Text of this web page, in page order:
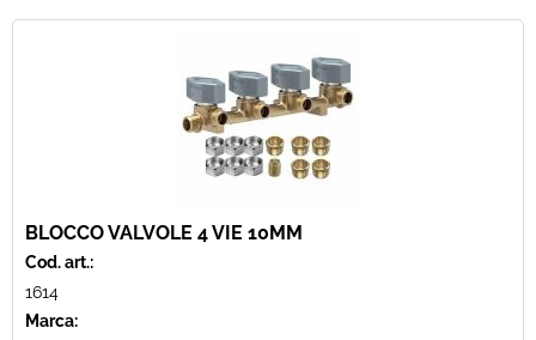
BLOCCO VALVOLE 4 VIE 10MM
Cod. art.:
1614
Marca: